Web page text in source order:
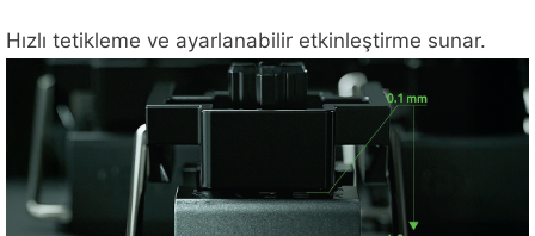
Hızlı tetikleme ve ayarlanabilir etkinleştirme sunar.